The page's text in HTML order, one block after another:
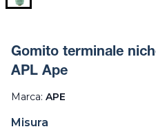
Gomito terminale
APL Ape
Marca: APE
Misura